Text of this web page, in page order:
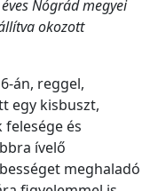
Nógrád megyei
okozott
án, reggel,
egy kisbuszt,
és
ívelő
meghaladó